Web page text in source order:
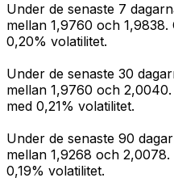
Under de senaste 7
mellan 1,9760 och
0,20% volatilitet.
Under de senaste 30
mellan 1,9760 och
med 0,21% volatilitet.
Under de senaste 90
mellan 1,9268 och
0,19% volatilitet.